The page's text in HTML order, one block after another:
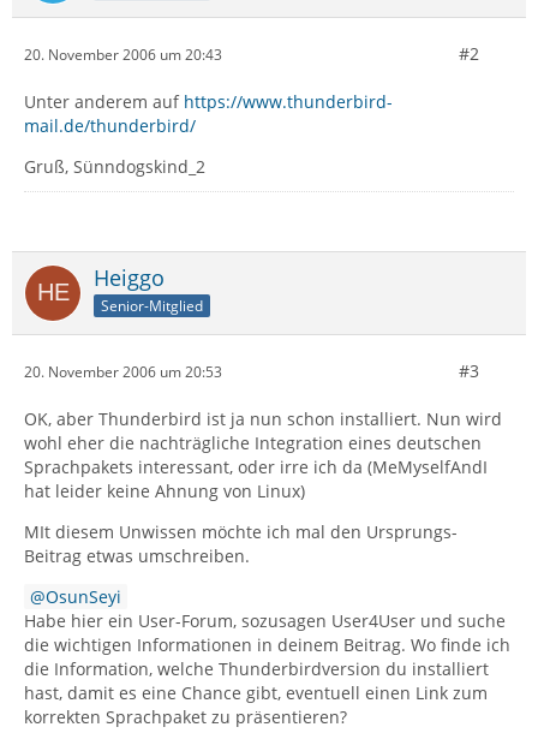
20. November 2006 um 20:43 #2
Unter anderem auf https://www.thunderbird-
mail.de/thunderbird/
Gruß, Sünndogskind_2
Heiggo
Senior-Mitglied
20. November 2006 um 20:53 #3
OK, aber Thunderbird ist ja nun schon installiert. Nun wird
wohl eher die nachträgliche Integration eines deutschen
Sprachpakets interessant, oder irre ich da (MeMyselfAndI
hat leider keine Ahnung von Linux)
MIt diesem Unwissen möchte ich mal den Ursprungs-
Beitrag etwas umschreiben.
OsunSeyi
Habe hier ein User-Forum, sozusagen User4User und suche
die wichtigen Informationen in deinem Beitrag. Wo finde ich
die Information, welche Thunderbirdversion du installiert
hast, damit es eine Chance gibt, eventuell einen Link zum
korrekten Sprachpaket zu präsentieren?